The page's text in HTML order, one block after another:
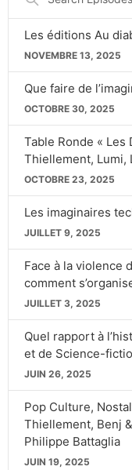
Episodes
Les éditions Au
NOVEMBRE 13, 2025
Que faire de
OCTOBRE 30, 2025
Table Ronde « Les
Thiellement, Lumi,
OCTOBRE 23, 2025
Les imaginaires
JUILLET 9, 2025
Face à la violence
comment
JUILLET 3, 2025
Quel rapport à
et de Science-
JUIN 26, 2025
Pop Culture,
Thiellement, Benj
Philippe Battaglia
JUIN 19, 2025